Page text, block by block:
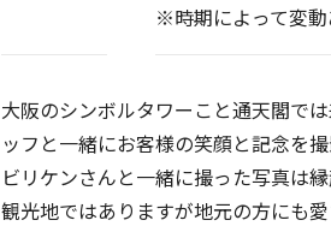
※時期によって変動
大阪のシンボルタワーこと通天閣で
ッフと一緒にお客様の笑顔と記念を
ビリケンさんと一緒に撮った写真は
観光地ではありますが地元の方にも